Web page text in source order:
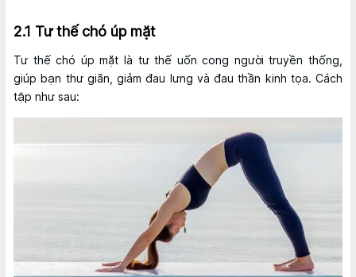
2.1 Tư thế chó úp mặt
Tư thế chó úp mặt là tư thế uốn cong người truyền thống,
giúp bạn thư giãn, giảm đau lưng và đau thần kinh tọa. Cách
tập như sau: